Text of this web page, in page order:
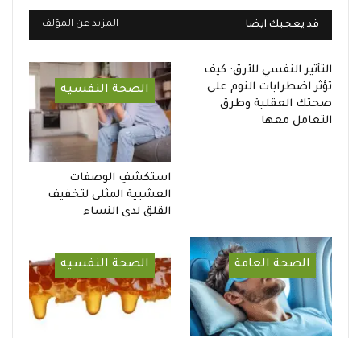
قد يعجبك ايضا المزيد عن المؤلف
التأثير النفسي للأرق: كيف
تؤثر اضطرابات النوم على
صحتك العقلية وطرق
التعامل معها
الصحة النفسيه
استكشفِ الوصفات
العشبية المثلى لتخفيف
القلق لدى النساء
الصحة العامة الصحة النفسيه